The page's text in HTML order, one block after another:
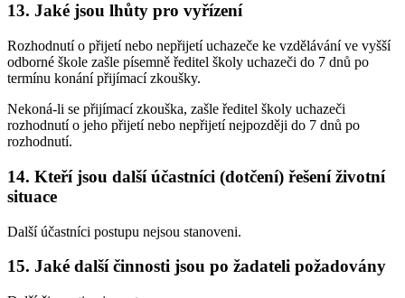
13. Jaké jsou lhůty pro vyřízení
Rozhodnutí o přijetí nebo nepřijetí uchazeče ke vzdělávání ve vyšší
odborné škole zašle písemně ředitel školy uchazeči do 7 dnů po
termínu konání přijímací zkoušky.
Nekoná-li se přijímací zkouška, zašle ředitel školy uchazeči
rozhodnutí o jeho přijetí nebo nepřijetí nejpozději do 7 dnů po
rozhodnutí.
14. Kteří jsou další účastníci (dotčení) řešení životní
situace
Další účastníci postupu nejsou stanoveni.
15. Jaké další činnosti jsou po žadateli požadovány